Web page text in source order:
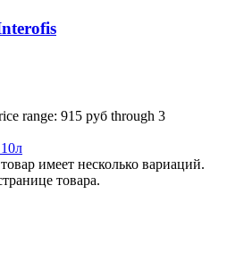
range: 915 руб through 3
имеет несколько вариаций.
товара.